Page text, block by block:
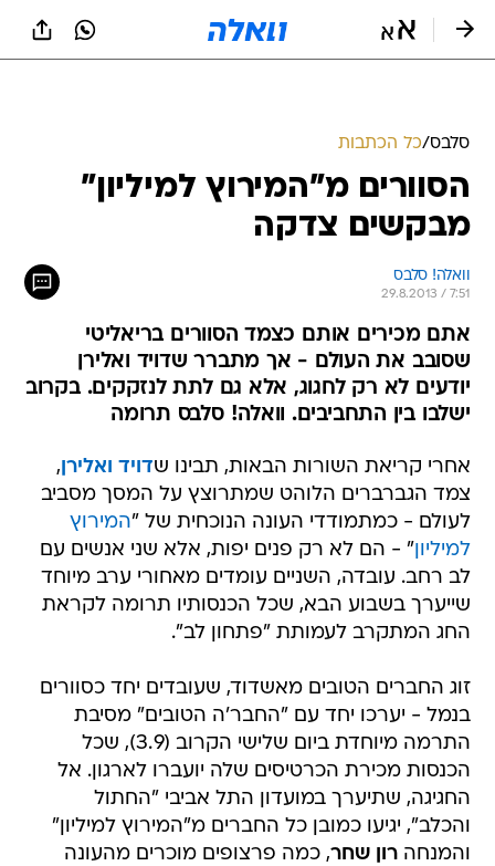
סלבס/כל הכתבות
הסוורים מ"המירוץ למיליון"
מבקשים צדקה
וואלה! סלבס
29.8.2013 / 7:51
אתם מכירים אותם כצמד הסוורים בריאליטי
שסובב את העולם - אך מתברר שדויד ואלירן
יודעים לא רק לחגוג, אלא גם לתת לנזקקים. בקרוב
ישלבו בין התחביבים. וואלה! סלבס תרומה
אחרי קריאת השורות הבאות, תבינו שדויד ואלירן,
צמד הגברברים הלוהט שמתרוצץ על המסך מסביב
לעולם - כמתמודדי העונה הנוכחית של "המירוץ
למיליון" - הם לא רק פנים יפות, אלא שני אנשים עם
לב רחב. עובדה, השניים עומדים מאחורי ערב מיוחד
שייערך בשבוע הבא, שכל הכנסותיו תרומה לקראת
החג המתקרב לעמותת "פתחון לב".
זוג החברים הטובים מאשדוד, שעובדים יחד כסוורים
בנמל - יערכו יחד עם "החבר'ה הטובים" מסיבת
התרמה מיוחדת ביום שלישי הקרוב (3.9), שכל
הכנסות מכירת הכרטיסים שלה יועברו לארגון. אל
החגיגה, שתיערך במועדון התל אביבי "החתול
והכלב", יגיעו כמובן כל החברים מ"המירוץ למיליון"
והמנחהרון שחר, כמה פרצופים מוכרים מהעונה